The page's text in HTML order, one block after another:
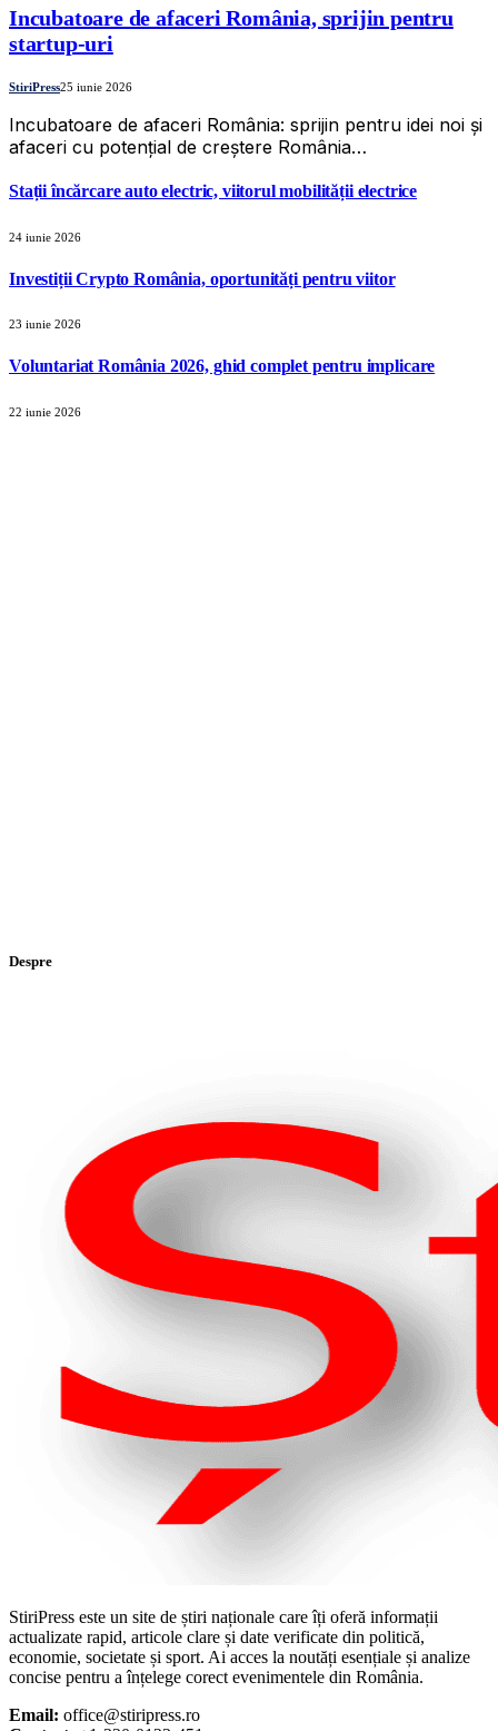
Incubatoare de afaceri România, sprijin pentru
startup-uri
StiriPress25 iunie 2026
Incubatoare de afaceri România: sprijin pentru idei noi și
afaceri cu potențial de creștere România…
Stații încărcare auto electric, viitorul mobilității electrice
24 iunie 2026
Investiții Crypto România, oportunități pentru viitor
23 iunie 2026
Voluntariat România 2026, ghid complet pentru implicare
22 iunie 2026
Despre
StiriPress este un site de știri naționale care îți oferă informații
actualizate rapid, articole clare și date verificate din politică,
economie, societate și sport. Ai acces la noutăți esențiale și analize
concise pentru a înțelege corect evenimentele din România.
Email: office@stiripress.ro